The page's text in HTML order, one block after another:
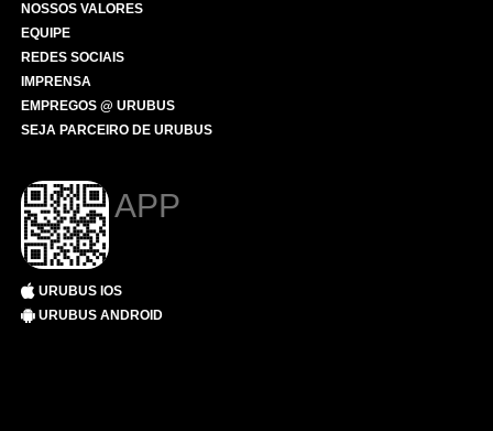
NOSSOS VALORES
EQUIPE
REDES SOCIAIS
IMPRENSA
EMPREGOS @ URUBUS
SEJA PARCEIRO DE URUBUS
APP
URUBUS IOS
URUBUS ANDROID